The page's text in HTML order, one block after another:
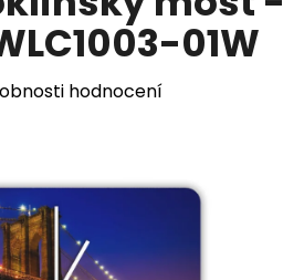
01W
hodnocení